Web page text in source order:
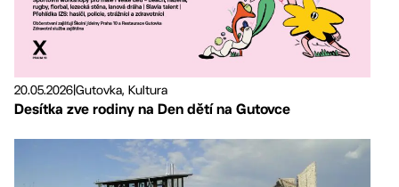
20.05.2026Gutovka, Kultura
Desítka zve rodiny na Den dětí na Gutovce